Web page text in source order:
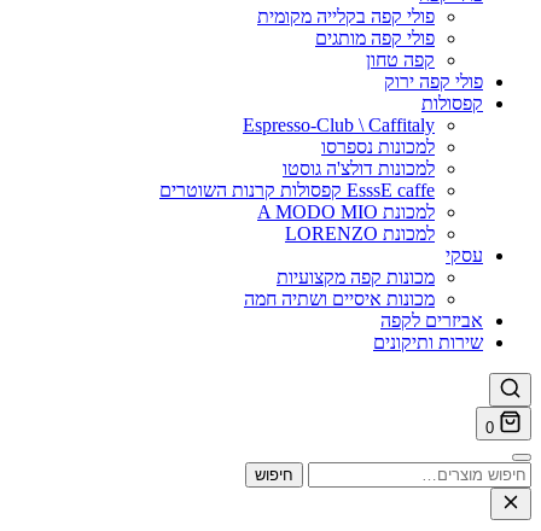
פולי קפה בקלייה מקומית
פולי קפה מותגים
קפה טחון
פולי קפה ירוק
קפסולות
Espresso-Club \ Caffitaly
למכונות נספרסו
למכונות דולצ'ה גוסטו
EsssE caffe קפסולות קרנות השוטרים
למכונת A MODO MIO
למכונת LORENZO
עסקי
מכונות קפה מקצועיות
מכונות איסיים ושתיה חמה
אביזרים לקפה
שירות ותיקונים
0
חיפוש